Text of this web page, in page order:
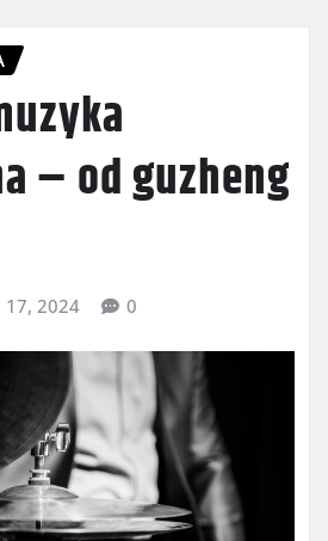
– od guzheng
17, 2024 0